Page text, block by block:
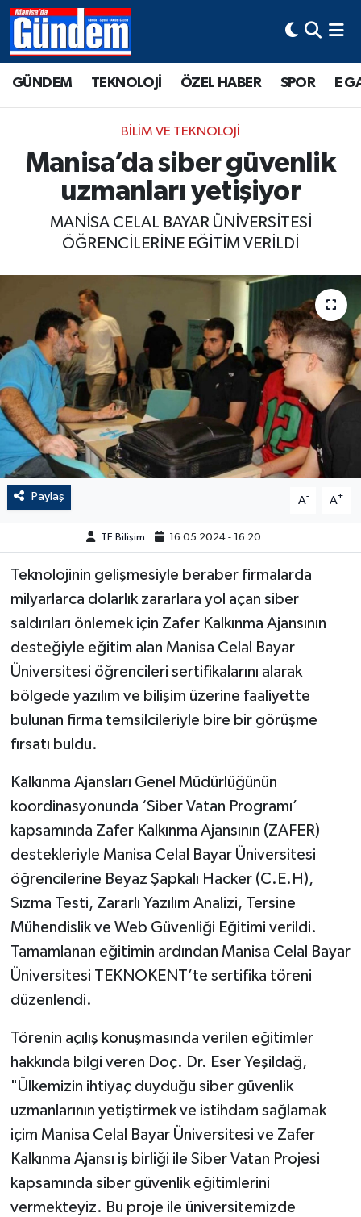
GÜNDEM TEKNOLOJİ ÖZEL HABER SPOR E
BİLİM VE TEKNOLOJİ
Manisa’da siber güvenlik
uzmanları yetişiyor
MANİSA CELAL BAYAR ÜNİVERSİTESİ
ÖĞRENCİLERİNE EĞİTİM VERİLDİ
Paylaş A- A+
TE Bilişim 16.05.2024 - 16:20
Teknolojinin gelişmesiyle beraber firmalarda
milyarlarca dolarlık zararlara yol açan siber
saldırıları önlemek için Zafer Kalkınma Ajansının
desteğiyle eğitim alan Manisa Celal Bayar
Üniversitesi öğrencileri sertifikalarını alarak
bölgede yazılım ve bilişim üzerine faaliyette
bulunan firma temsilcileriyle bire bir görüşme
fırsatı buldu.
Kalkınma Ajansları Genel Müdürlüğünün
koordinasyonunda ‘Siber Vatan Programı’
kapsamında Zafer Kalkınma Ajansının (ZAFER)
destekleriyle Manisa Celal Bayar Üniversitesi
öğrencilerine Beyaz Şapkalı Hacker (C.E.H),
Sızma Testi, Zararlı Yazılım Analizi, Tersine
Mühendislik ve Web Güvenliği Eğitimi verildi.
Tamamlanan eğitimin ardından Manisa Celal Bayar
Üniversitesi TEKNOKENT’te sertifika töreni
düzenlendi.
Törenin açılış konuşmasında verilen eğitimler
hakkında bilgi veren Doç. Dr. Eser Yeşildağ,
"Ülkemizin ihtiyaç duyduğu siber güvenlik
uzmanlarının yetiştirmek ve istihdam sağlamak
içim Manisa Celal Bayar Üniversitesi ve Zafer
Kalkınma Ajansı iş birliği ile Siber Vatan Projesi
kapsamında siber güvenlik eğitimlerini
vermekteyiz. Bu proje ile üniversitemizde
Manisa Hava Durumu
Tüm Manşetler
Son Dakika Haberleri